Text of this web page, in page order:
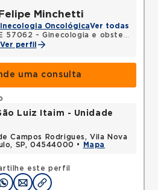
Minchetti
OncológicaVer todas
57062 - Ginecologia e obstetrícia
Ver perfil
uma consulta
este perfil
Luiz Itaim - Unidade
Campos Rodrigues, Vila Nova
SP, 04544000 •
Mapa